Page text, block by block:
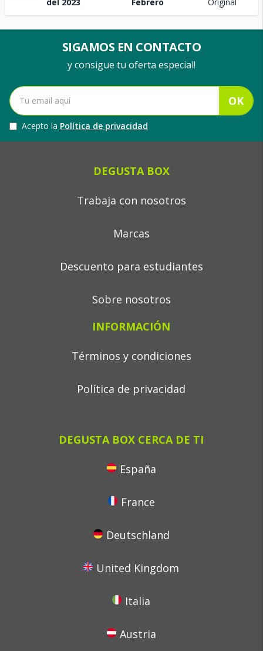
SIGAMOS EN CONTACTO
y consigue tu oferta especial!
OK
Acepto la Política de privacidad
DEGUSTA BOX
Trabaja con nosotros
Marcas
Descuento para estudiantes
Sobre nosotros
INFORMACIÓN
Términos y condiciones
Política de privacidad
DEGUSTA BOX CERCA DE TI
España
France
Deutschland
United Kingdom
Italia
Austria